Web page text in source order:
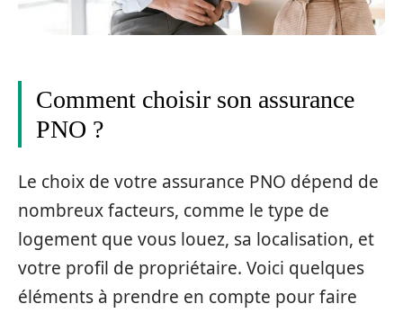
Comment choisir son assurance
PNO ?
Le choix de votre assurance PNO dépend de
nombreux facteurs, comme le type de
logement que vous louez, sa localisation, et
votre profil de propriétaire. Voici quelques
éléments à prendre en compte pour faire